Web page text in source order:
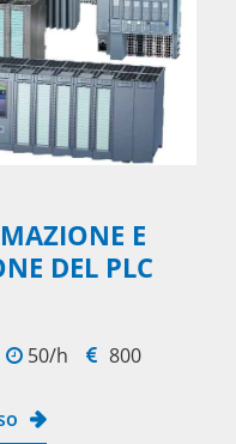
E
DEL PLC
50/h 800